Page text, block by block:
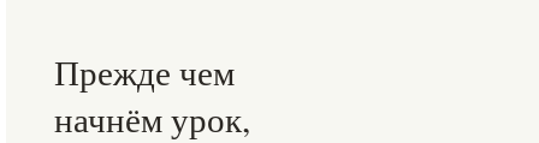
Прежде чем
начнём урок,